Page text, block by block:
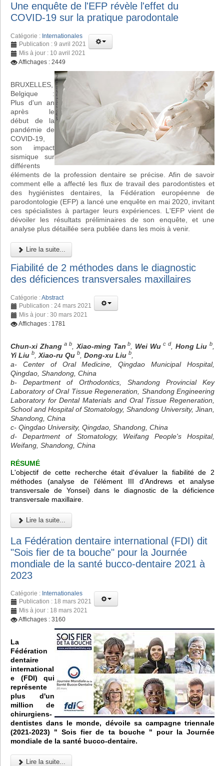
Une enquête de l'EFP révèle l'effet du
COVID-19 sur la pratique parodontale
Catégorie : Internationales
Publication : 9 avril 2021
Mis à jour : 10 avril 2021
Affichages : 2449
BRUXELLES,
Belgique :
Plus d'un an
après le
début de la
pandémie de
COVID-19,
son impact
sismique sur
différents
éléments de la profession dentaire se précise. Afin de savoir
comment elle a affecté les flux de travail des parodontistes et
des hygiénistes dentaires, la Fédération européenne de
parodontologie (EFP) a lancé une enquête en mai 2020, invitant
ces spécialistes à partager leurs expériences. L'EFP vient de
dévoiler les résultats préliminaires de son enquête, et une
analyse plus détaillée sera publiée dans les mois à venir.
Lire la suite...
Fiabilité de 2 méthodes dans le diagnostic
des déficiences transversales maxillaires
Catégorie :Abstract
Publication : 24 mars 2021
Mis à jour : 30 mars 2021
Affichages : 1781
Chun-xi Zhang a b Xiao-ming Tan b Wei Wu c d Hong Liu b
Yi Liu b Xiao-ru Qu b Dong-xu Liu b
a- Center of Oral Medicine, Qingdao Municipal Hospital,
Qingdao, Shandong, China
b- Department of Orthodontics, Shandong Provincial Key
Laboratory of Oral Tissue Regeneration, Shandong Engineering
Laboratory for Dental Materials and Oral Tissue Regeneration,
School and Hospital of Stomatology, Shandong University, Jinan,
Shandong, China
c- Qingdao University, Qingdao, Shandong, China
d- Department of Stomatology, Weifang People's Hospital,
Weifang, Shandong, China
RÉSUMÉ
L'objectif de cette recherche était d'évaluer la fiabilité de 2
méthodes (analyse de l'élément III d'Andrews et analyse
transversale de Yonsei) dans le diagnostic de la déficience
transversale maxillaire.
Lire la suite...
La Fédération dentaire international (FDI) dit
"Sois fier de ta bouche" pour la Journée
mondiale de la santé bucco-dentaire 2021 à
2023
Catégorie : Internationales
Publication : 18 mars 2021
Mis à jour : 18 mars 2021
Affichages : 3160
La
Fédération
dentaire
international
e (FDI) qui
représente
plus d'un
million de
chirurgiens-
dentistes dans le monde, dévoile sa campagne triennale
(2021-2023) " Sois fier de ta bouche " pour la Journée
mondiale de la santé bucco-dentaire.
Lire la suite...